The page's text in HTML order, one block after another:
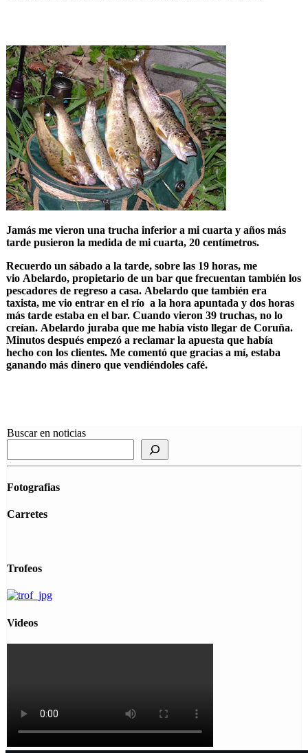
Jamás me vieron una trucha inferior a mi cuarta y años más
tarde pusieron la medida de mi cuarta, 20 centímetros.
Recuerdo un sábado a la tarde, sobre las 19 horas, me
vio Abelardo, propietario de un bar que frecuentan también los
pescadores de regreso a casa. Abelardo que también era
taxista, me vio entrar en el río a la hora apuntada y dos horas
más tarde estaba en el bar. Cuando vieron 39 truchas, no lo
creían. Abelardo juraba que me había visto llegar de Coruña.
Minutos después empezó a reclamar la apuesta que había
hecho con los clientes. Me comentó que gracias a mí, estaba
ganando más dinero que vendiéndoles café.
Buscar en noticias
Fotografias
Carretes
Trofeos
Videos